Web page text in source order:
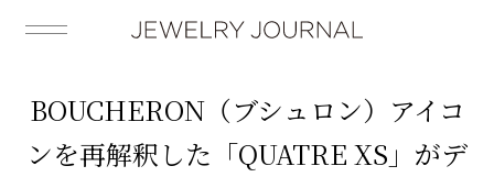
BOUCHERON（ブシュロン）アイコ
ンを再解釈した「QUATRE XS」がデ